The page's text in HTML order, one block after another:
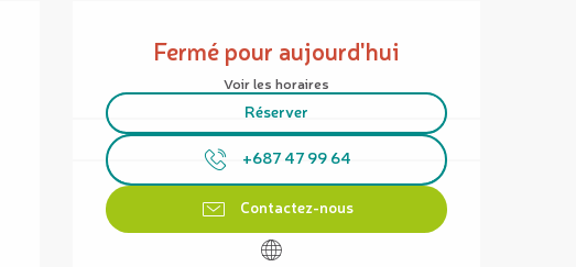
Ouverture et coordonnées
Fermé pour aujourd'hui
Voir les horaires
Réserver
+687 47 99 64
Contactez-nous